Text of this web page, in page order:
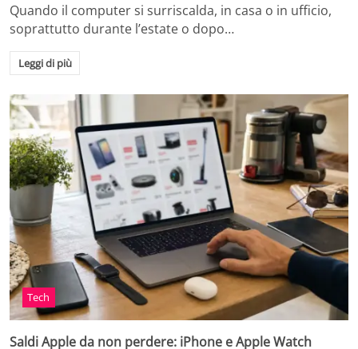
Quando il computer si surriscalda, in casa o in ufficio,
soprattutto durante l’estate o dopo…
Leggi di più
Tech
Saldi Apple da non perdere: iPhone e Apple Watch